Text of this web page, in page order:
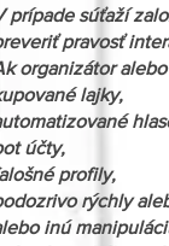
prípade súťaží
pravosť
organizátor
lajky,
účty,
profily,
rýchly
inú